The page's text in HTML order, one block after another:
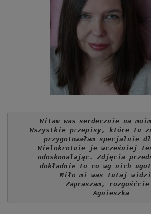
Witam was serdecznie na
Wszystkie przepisy, które tu
przygotowałam specjalnie
Wielokrotnie je wcześniej
udoskonalając. Zdjęcia
dokładnie to co wg nich
Miło mi was tutaj
Zapraszam,
Agnieszka